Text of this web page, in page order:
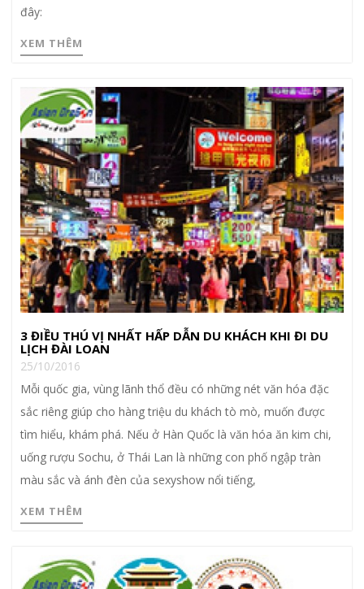
đây:
XEM THÊM
3 ĐIỀU THÚ VỊ NHẤT HẤP DẪN DU KHÁCH KHI ĐI DU
LỊCH ĐÀI LOAN
25/10/2016
Mỗi quốc gia, vùng lãnh thổ đều có những nét văn hóa đặc
sắc riêng giúp cho hàng triệu du khách tò mò, muốn được
tìm hiểu, khám phá. Nếu ở Hàn Quốc là văn hóa ăn kim chi,
uống rượu Sochu, ở Thái Lan là những con phố ngập tràn
màu sắc và ánh đèn của sexyshow nổi tiếng,
XEM THÊM